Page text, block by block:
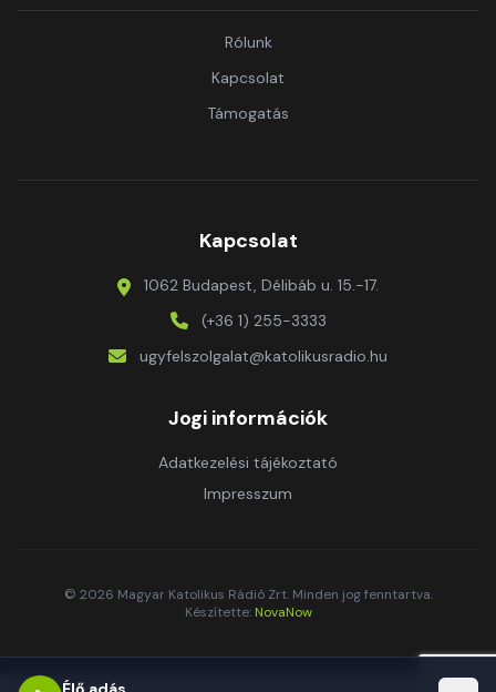
Rólunk
Kapcsolat
Támogatás
Kapcsolat
1062 Budapest, Délibáb u. 15.-17.
(+36 1) 255-3333
ugyfelszolgalat@katolikusradio.hu
Jogi információk
Adatkezelési tájékoztató
Impresszum
© 2026 Magyar Katolikus Rádió Zrt. Minden jog fenntartva.
Készítette: NovaNow